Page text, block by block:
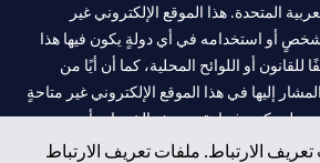
الارتباط. ملفات تعريف الارتباط
المتحدة. هذا الموقع الإلكتروني غير
أو استخدامه في أي دولةٍ يكون فيها هذا
للقانون أو اللوائح المحلية، كما أن أيًا من
إليها في هذا الموقع الإلكتروني غير متاحةٍ
يكون فيها تقديم هذه الخدمات أو
أو اللوائح المحلية.